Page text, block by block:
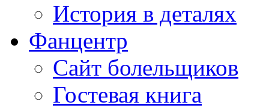
История в деталях
Фанцентр
Сайт болельщиков
Гостевая книга